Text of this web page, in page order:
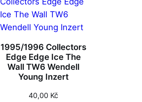
1995/1996 Collectors
Edge Edge Ice The
Wall TW6 Wendell
Young Inzert
40,00 Kč